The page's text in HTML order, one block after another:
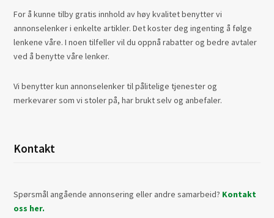
For å kunne tilby gratis innhold av høy kvalitet benytter vi
annonselenker i enkelte artikler. Det koster deg ingenting å følge
lenkene våre. I noen tilfeller vil du oppnå rabatter og bedre avtaler
ved å benytte våre lenker.
Vi benytter kun annonselenker til pålitelige tjenester og
merkevarer som vi stoler på, har brukt selv og anbefaler.
Kontakt
Spørsmål angående annonsering eller andre samarbeid? Kontakt
oss her.